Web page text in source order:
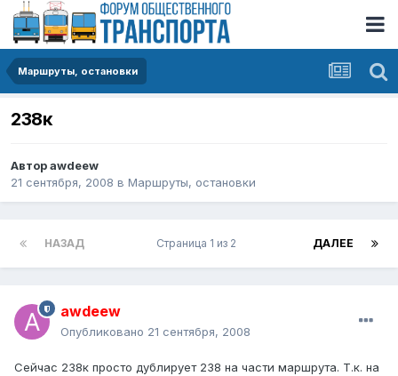
Маршруты, остановки
238к
Авторawdeew
21 сентября, 2008 в Маршруты, остановки
НАЗАД ДАЛЕЕ
Страница 1 из 2
awdeew
Опубликовано 21 сентября, 2008
Сейчас 238к просто дублирует 238 на части маршрута. Т.к. на